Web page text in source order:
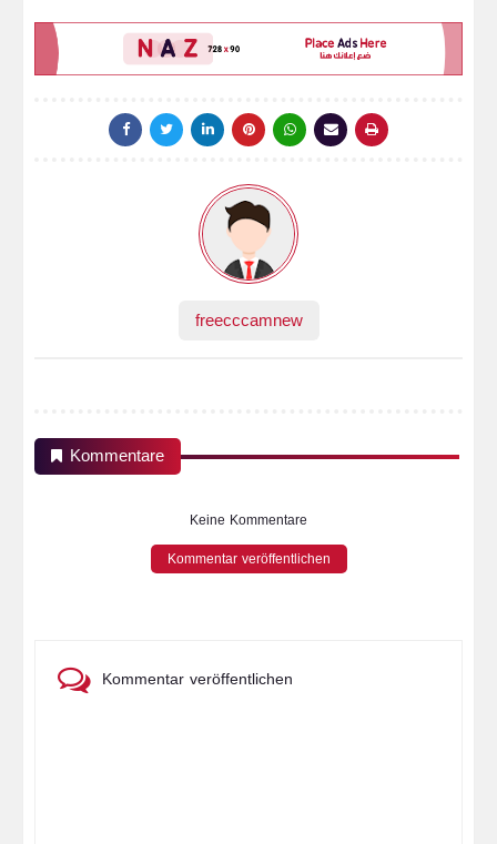
freecccamnew
Kommentare
Keine Kommentare
Kommentar veröffentlichen
Kommentar veröffentlichen